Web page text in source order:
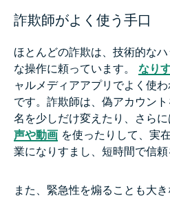
詐欺師がよく使う手口
ほとんどの詐欺は、技術的な
な操作に頼っています。 なり
ャルメディアアプリでよく使
です。詐欺師は、偽アカウン
名を少しだけ変えたり、さらに
声や動画 を使ったりして、実
業になりすまし、短時間で信頼
また、緊急性を煽ることも大